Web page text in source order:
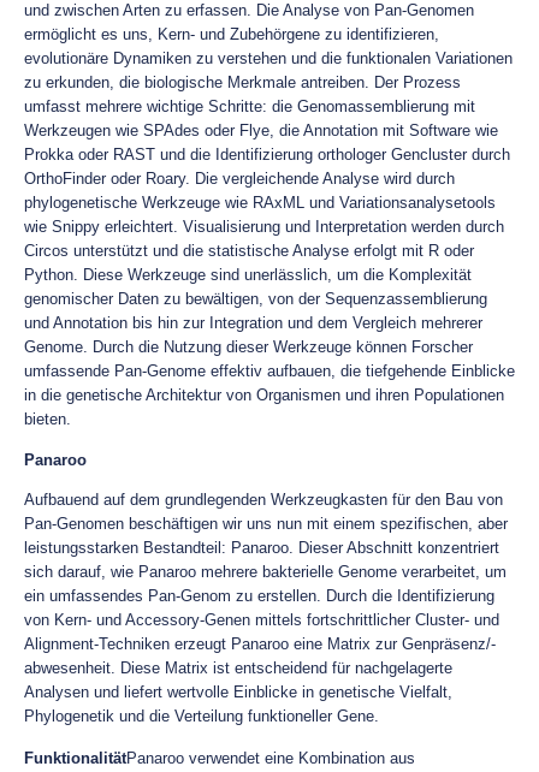
und zwischen Arten zu erfassen. Die Analyse von Pan-Genomen
ermöglicht es uns, Kern- und Zubehörgene zu identifizieren,
evolutionäre Dynamiken zu verstehen und die funktionalen Variationen
zu erkunden, die biologische Merkmale antreiben. Der Prozess
umfasst mehrere wichtige Schritte: die Genomassemblierung mit
Werkzeugen wie SPAdes oder Flye, die Annotation mit Software wie
Prokka oder RAST und die Identifizierung orthologer Gencluster durch
OrthoFinder oder Roary. Die vergleichende Analyse wird durch
phylogenetische Werkzeuge wie RAxML und Variationsanalysetools
wie Snippy erleichtert. Visualisierung und Interpretation werden durch
Circos unterstützt und die statistische Analyse erfolgt mit R oder
Python. Diese Werkzeuge sind unerlässlich, um die Komplexität
genomischer Daten zu bewältigen, von der Sequenzassemblierung
und Annotation bis hin zur Integration und dem Vergleich mehrerer
Genome. Durch die Nutzung dieser Werkzeuge können Forscher
umfassende Pan-Genome effektiv aufbauen, die tiefgehende Einblicke
in die genetische Architektur von Organismen und ihren Populationen
bieten.
Panaroo
Aufbauend auf dem grundlegenden Werkzeugkasten für den Bau von
Pan-Genomen beschäftigen wir uns nun mit einem spezifischen, aber
leistungsstarken Bestandteil: Panaroo. Dieser Abschnitt konzentriert
sich darauf, wie Panaroo mehrere bakterielle Genome verarbeitet, um
ein umfassendes Pan-Genom zu erstellen. Durch die Identifizierung
von Kern- und Accessory-Genen mittels fortschrittlicher Cluster- und
Alignment-Techniken erzeugt Panaroo eine Matrix zur Genpräsenz/-
abwesenheit. Diese Matrix ist entscheidend für nachgelagerte
Analysen und liefert wertvolle Einblicke in genetische Vielfalt,
Phylogenetik und die Verteilung funktioneller Gene.
FunktionalitätPanaroo verwendet eine Kombination aus